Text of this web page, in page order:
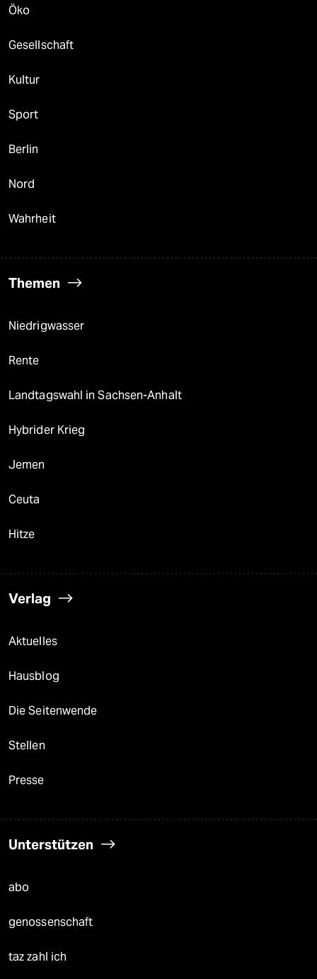
Öko
Gesellschaft
Kultur
Sport
Berlin
Nord
Wahrheit
Themen
Niedrigwasser
Rente
Landtagswahl in Sachsen-Anhalt
Hybrider Krieg
Jemen
Ceuta
Hitze
Verlag
Aktuelles
Hausblog
Die Seitenwende
Stellen
Presse
Unterstützen
abo
genossenschaft
taz zahl ich